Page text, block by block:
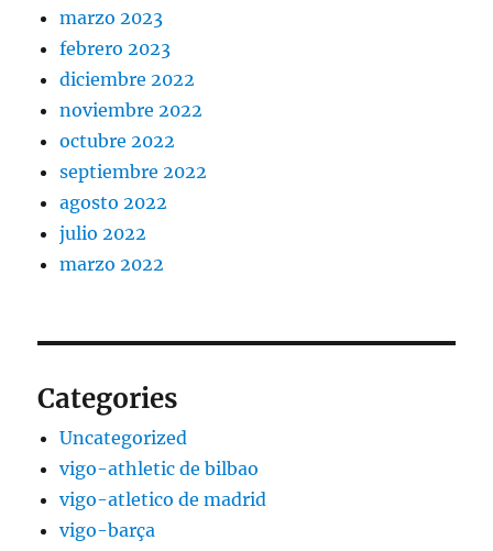
marzo 2023
febrero 2023
diciembre 2022
noviembre 2022
octubre 2022
septiembre 2022
agosto 2022
julio 2022
marzo 2022
Categories
Uncategorized
vigo-athletic de bilbao
vigo-atletico de madrid
vigo-barça